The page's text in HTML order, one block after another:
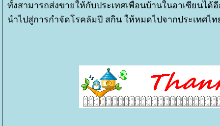
ทั้งสามารถส่งขายให้กับประเทศเพื่อนบ้านในอาเซียนไ
นำไปสู่การกำจัดโรคลัมปี สกิน ให้หมดไปจากประเทศไ